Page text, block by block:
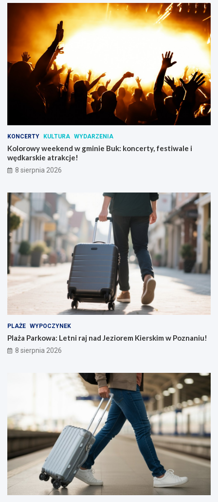
i
KONCERTY KULTURA WYDARZENIA
Kolorowy weekend w gminie Buk: koncerty, festiwale i
wędkarskie atrakcje!
8 sierpnia 2026
PLAŻE WYPOCZYNEK
Plaża Parkowa: Letni raj nad Jeziorem Kierskim w Poznaniu!
8 sierpnia 2026